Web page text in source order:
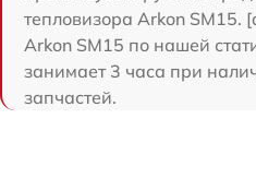
тепловизора Arkon SM15.
Arkon SM15 по нашей
занимает 3 часа при
запчастей.